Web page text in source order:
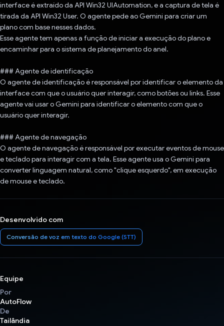
interface é extraído da API Win32 UIAutomation, e a captura de tela é
tirada da API Win32 User. O agente pede ao Gemini para criar um
plano com base nesses dados.
Esse agente tem apenas a função de iniciar a execução do plano e
encaminhar para o sistema de planejamento do anel.
### Agente de identificação
O agente de identificação é responsável por identificar o elemento da
interface com que o usuário quer interagir, como botões ou links. Esse
agente vai usar o Gemini para identificar o elemento com que o
usuário quer interagir.
### Agente de navegação
O agente de navegação é responsável por executar eventos de mouse
e teclado para interagir com a tela. Esse agente usa o Gemini para
converter linguagem natural, como "clique esquerdo", em execução
de mouse e teclado.
Desenvolvido com
Conversão de voz em texto do Google (STT)
Equipe
Por
AutoFlow
De
Tailândia